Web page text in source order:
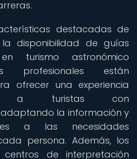
destacadas de
disponibilidad de guías
en turismo astronómico
profesionales están
ofrecer una experiencia
a turistas con
la información y
a las necesidades
persona. Además, los
de interpretación